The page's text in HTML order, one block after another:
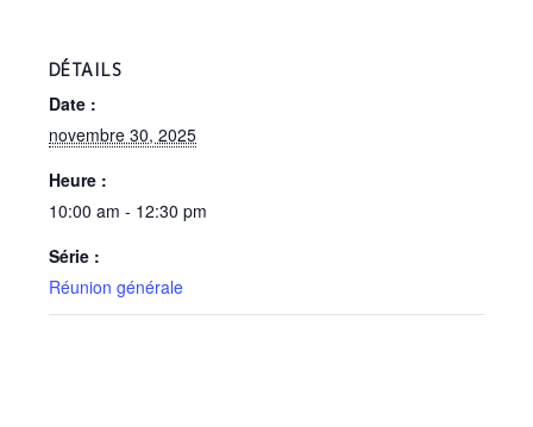
DÉTAILS
Date :
novembre 30, 2025
Heure :
10:00 am - 12:30 pm
Série :
Réunion générale